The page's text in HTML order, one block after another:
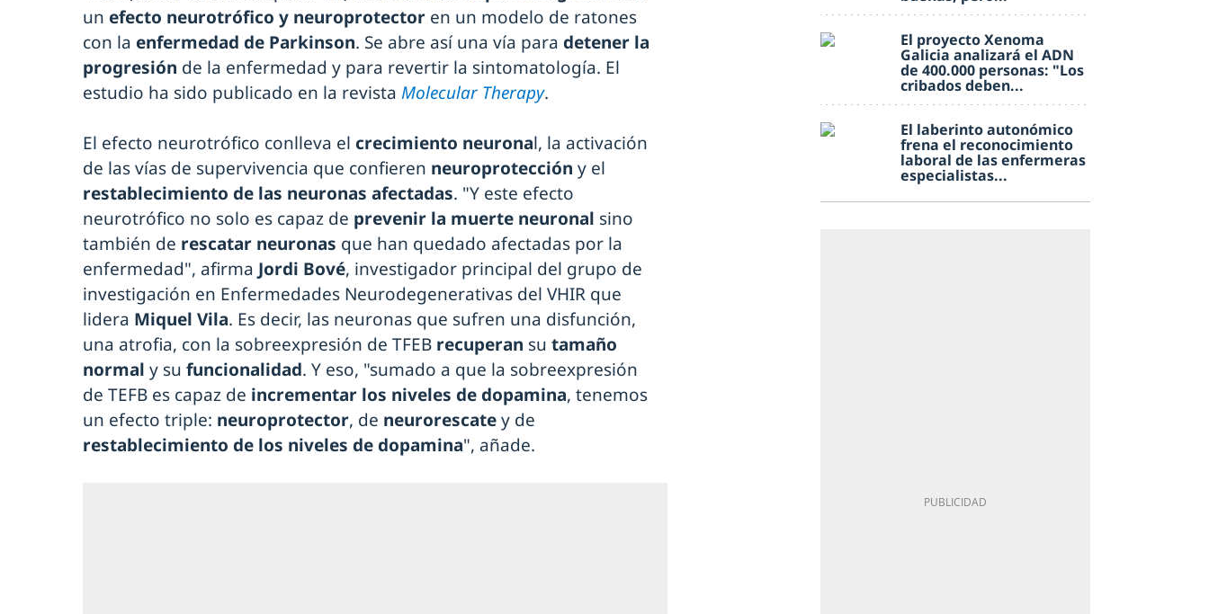
un efecto neurotrófico y neuroprotector en un modelo de ratones
con la enfermedad de Parkinson. Se abre así una vía para detener la
progresión de la enfermedad y para revertir la sintomatología. El
estudio ha sido publicado en la revista Molecular Therapy.
El efecto neurotrófico conlleva el crecimiento neuronal, la activación
de las vías de supervivencia que confieren neuroprotección y el
restablecimiento de las neuronas afectadas. "Y este efecto
neurotrófico no solo es capaz de prevenir la muerte neuronal sino
también de rescatar neuronas que han quedado afectadas por la
enfermedad", afirma Jordi Bové, investigador principal del grupo de
investigación en Enfermedades Neurodegenerativas del VHIR que
lidera Miquel Vila. Es decir, las neuronas que sufren una disfunción,
una atrofia, con la sobreexpresión de TFEB recuperan su tamaño
normal y su funcionalidad. Y eso, "sumado a que la sobreexpresión
de TEFB es capaz de incrementar los niveles de dopamina, tenemos
un efecto triple: neuroprotector, de neurorescatey de
restablecimiento de los niveles de dopamina", añade.
El proyecto Xenoma
Galicia analizará el ADN
de 400.000 personas: "Los
cribados deben...
El laberinto autonómico
frena el reconocimiento
laboral de las enfermeras
especialistas...